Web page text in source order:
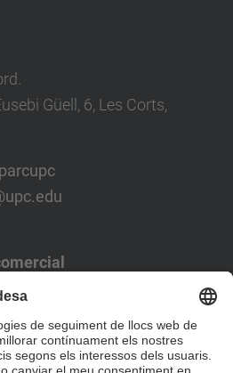
Güell, 6, Les Corts,